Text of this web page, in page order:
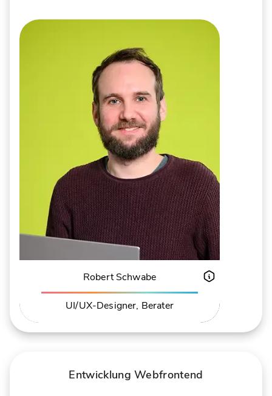
Robert Schwabe
UI/UX-Designer, Berater
ÜBER ROBERT SCHWABE
Entwicklung Webfrontend